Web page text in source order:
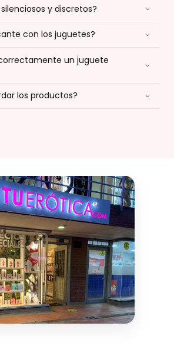
y discretos?
con los juguetes?
un juguete
los productos?